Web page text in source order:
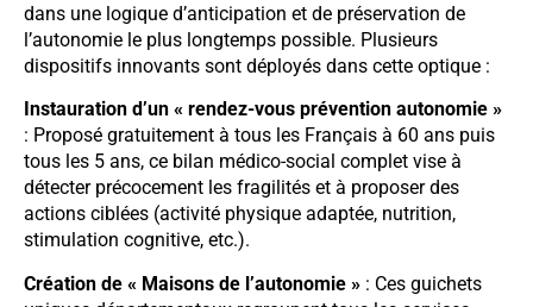
dans une logique d’anticipation et de préservation de
l’autonomie le plus longtemps possible. Plusieurs
dispositifs innovants sont déployés dans cette optique :
Instauration d’un « rendez-vous prévention autonomie »
: Proposé gratuitement à tous les Français à 60 ans puis
tous les 5 ans, ce bilan médico-social complet vise à
détecter précocement les fragilités et à proposer des
actions ciblées (activité physique adaptée, nutrition,
stimulation cognitive, etc.).
Création de « Maisons de l’autonomie » : Ces guichets